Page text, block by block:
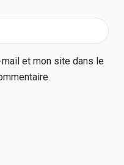
et mon site dans le